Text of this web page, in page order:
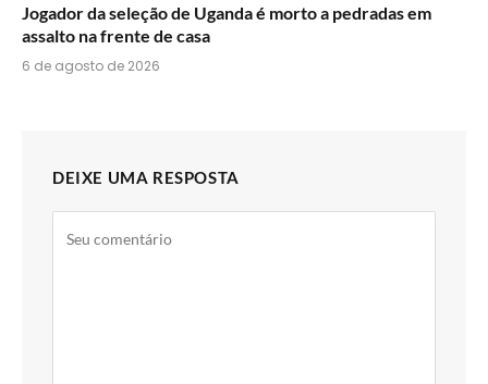
Jogador da seleção de Uganda é morto a pedradas em
assalto na frente de casa
6 de agosto de 2026
DEIXE UMA RESPOSTA